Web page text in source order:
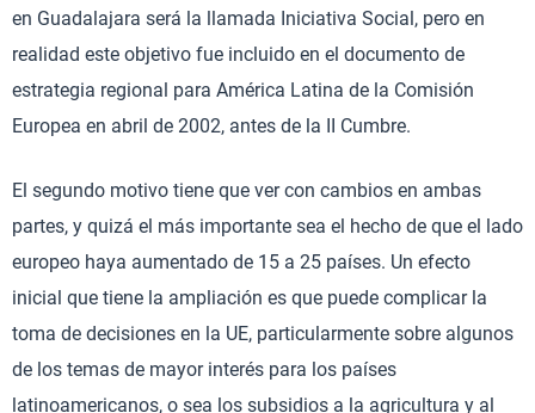
en Guadalajara será la llamada Iniciativa Social, pero en
realidad este objetivo fue incluido en el documento de
estrategia regional para América Latina de la Comisión
Europea en abril de 2002, antes de la II Cumbre.
El segundo motivo tiene que ver con cambios en ambas
partes, y quizá el más importante sea el hecho de que el lado
europeo haya aumentado de 15 a 25 países. Un efecto
inicial que tiene la ampliación es que puede complicar la
toma de decisiones en la UE, particularmente sobre algunos
de los temas de mayor interés para los países
latinoamericanos, o sea los subsidios a la agricultura y al